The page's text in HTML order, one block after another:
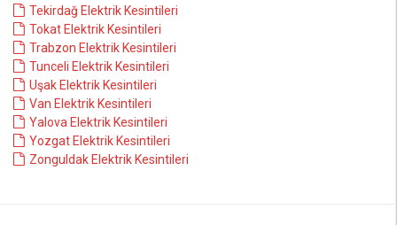
Tekirdağ Elektrik Kesintileri
Tokat Elektrik Kesintileri
Trabzon Elektrik Kesintileri
Tunceli Elektrik Kesintileri
Uşak Elektrik Kesintileri
Van Elektrik Kesintileri
Yalova Elektrik Kesintileri
Yozgat Elektrik Kesintileri
Zonguldak Elektrik Kesintileri